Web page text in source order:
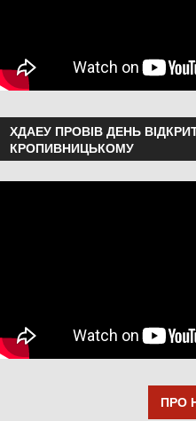
ХДАЕУ ПРОВІВ ДЕНЬ
КРОПИВНИЦЬКОМУ
ПРО